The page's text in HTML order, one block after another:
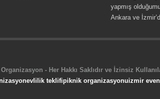
yapmış
Ankara ve
- Her Hakkı Saklıdır ve İzinsiz
evlilik teklifipiknik organizasyonuizmir